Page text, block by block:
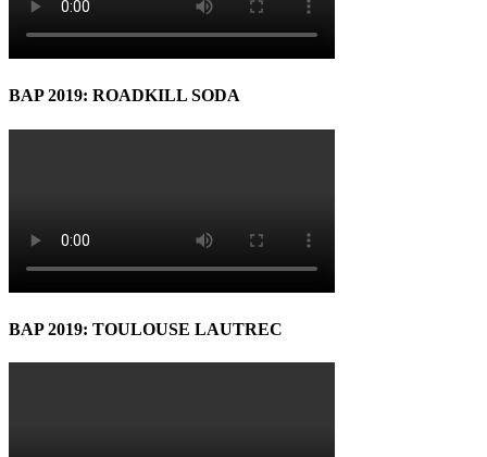
BAP 2019: ROADKILL SODA
BAP 2019: TOULOUSE LAUTREC